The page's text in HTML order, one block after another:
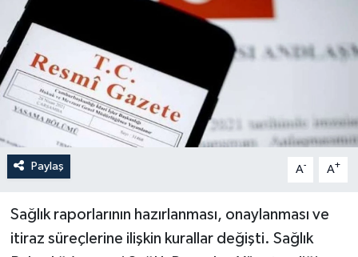
Paylaş A- A+
Sağlık raporlarının hazırlanması, onaylanması ve
itiraz süreçlerine ilişkin kurallar değişti. Sağlık